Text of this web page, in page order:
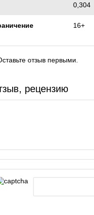
0,304
16+
отзыв первыми.
рецензию